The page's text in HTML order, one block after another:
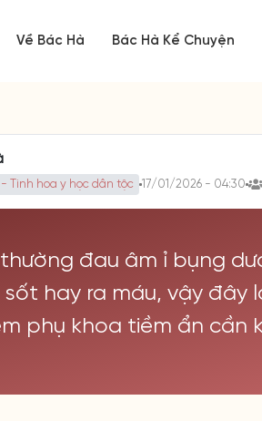
Về Bác Hà Bác Hà Kể Chuyện
- Tinh hoa y học dân tộc 17/01/2026 - 04:30
đau âm ỉ bụng
hay ra máu, vậy đây
phụ khoa tiềm ẩn cần